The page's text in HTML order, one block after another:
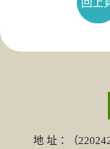
地 址：（